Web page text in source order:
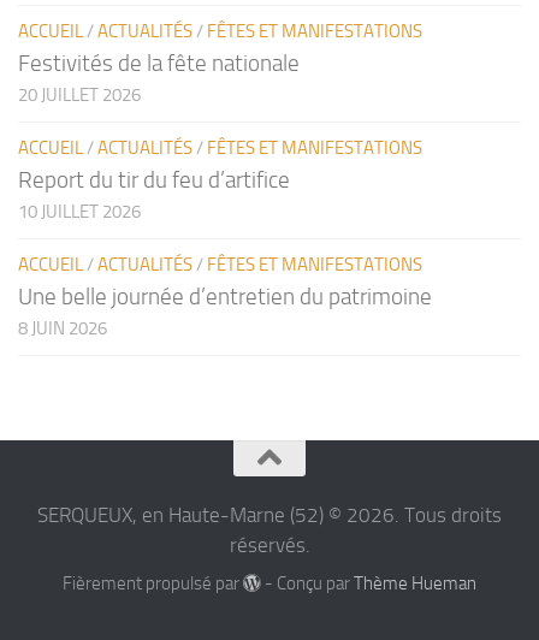
ACCUEIL/ACTUALITÉS/ FÊTES ET MANIFESTATIONS
Festivités de la fête nationale
20 JUILLET 2026
ACCUEIL/ACTUALITÉS/ FÊTES ET MANIFESTATIONS
Report du tir du feu d’artifice
10 JUILLET 2026
ACCUEIL/ACTUALITÉS/ FÊTES ET MANIFESTATIONS
Une belle journée d’entretien du patrimoine
8 JUIN 2026
SERQUEUX, en Haute-Marne (52) © 2026. Tous droits
réservés.
Fièrement propulsé par - Conçu parThème Hueman